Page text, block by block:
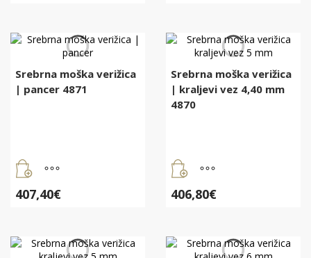
Srebrna moška verižica
| pancer 4871
407,40€
Srebrna moška verižica
| kraljevi vez 4,40 mm
4870
406,80€